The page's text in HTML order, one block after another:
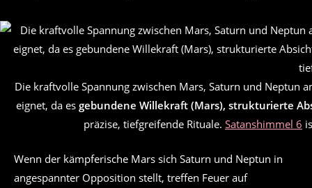
Die kraftvolle Spannung zwischen Mars, Saturn und Neptun
eignet, da es gebundene Willekraft (Mars), strukturierte
präzise, tiefgreifende Rituale. Satanshimmel 6
Wenn der kämpferische Mars sich Saturn und Neptun in
angespannter Opposition stellt, treffen Feuer auf